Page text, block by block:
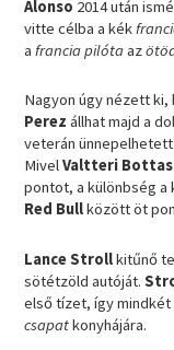
Alonso 2014 után
vitte célba a kék
afrancia pilótaaz
Nagyon úgy nézett
Perez állhat majd a
veterán
MivelValtteri Bottas
pontot, a különbség
Red Bullközött öt
Lance Strollkitűnő
sötétzöld autóját.
első tízet, így mindkét
csapatkonyhájára.